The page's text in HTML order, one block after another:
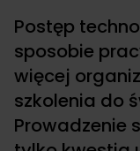
Postęp
sposobie
więcej
szkolenia do
Prowadzenie